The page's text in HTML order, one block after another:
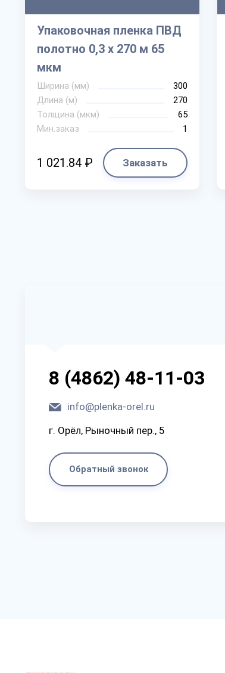
Упаковочная пленка ПВД
полотно 0,3 х 270 м 65
мкм
Ширина (мм)
300
Длина (м)
270
Толщина (мкм)
65
Мин.заказ
1
1 021.84 ₽ Заказать
8 (4862) 48-11-03
info@plenka-orel.ru
г. Орёл, Рыночный пер., 5
Обратный звонок